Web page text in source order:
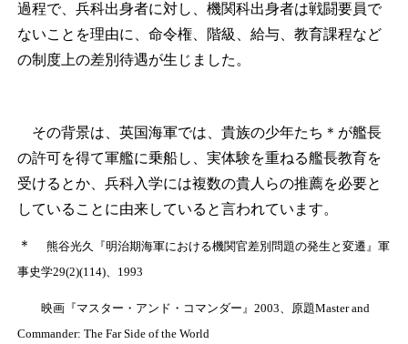
過程で、兵科出身者に対し、機関科出身者は戦闘要員で
ないことを理由に、命令権、階級、給与、教育課程など
の制度上の差別待遇が生じました。
その背景は、英国海軍では、貴族の少年たち ＊ が艦長
の許可を得て軍艦に乗船し、実体験を重ねる艦長教育を
受けるとか、兵科入学には複数の貴人らの推薦を必要と
していることに由来していると言われています。
＊ 熊谷光久『明治期海軍における機関官差別問題の発生と変遷』軍
事史学29(2)(114)、1993
映画『マスター・アンド・コマンダー』2003、原題Master and
Commander: The Far Side of the World